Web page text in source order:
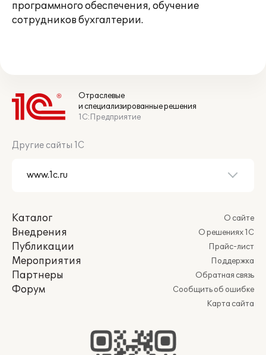
программного обеспечения, обучение
сотрудников бухгалтерии.
Отраслевые
и специализированные решения
1С:Предприятие
Другие сайты 1С
Каталог
Внедрения
Публикации
Мероприятия
Партнеры
Форум
О сайте
О решениях 1С
Прайс-лист
Поддержка
Обратная связь
Сообщить об ошибке
Карта сайта